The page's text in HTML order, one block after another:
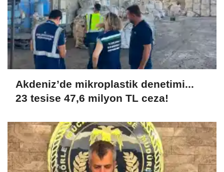
Akdeniz’de mikroplastik denetimi...
23 tesise 47,6 milyon TL ceza!